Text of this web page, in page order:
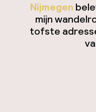
Nijmegen
mijn
tofste